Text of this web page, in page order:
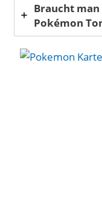
Braucht
Pokémon